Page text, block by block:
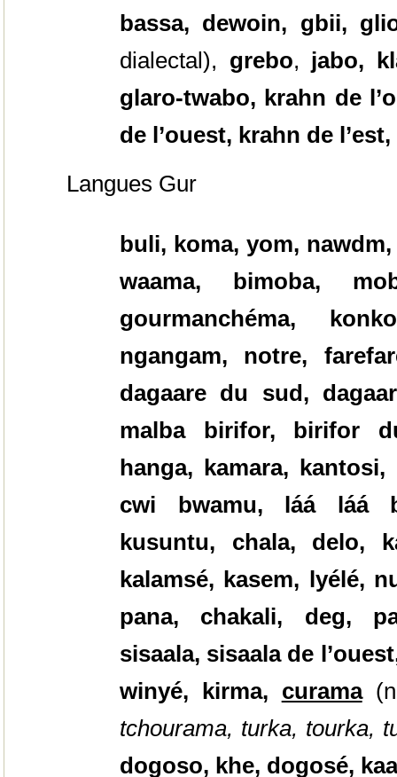
bassa, dewoin, gbii,
dialectal), grebo, jabo,
glaro-twabo, krahn de
de l’ouest, krahn de
Langues Gur
buli, koma, yom,
waama, bimoba,
gourmanchéma,
ngangam, notre,
dagaare du sud,
malba birifor, birifor
hanga, kamara,
cwi bwamu, láá láá
kusuntu, chala, delo,
kalamsé, kasem, lyélé,
pana, chakali, deg,
sisaala, sisaala de
winyé, kirma, curama
tchourama, turka, tourka,
dogoso, khe, dogosé,